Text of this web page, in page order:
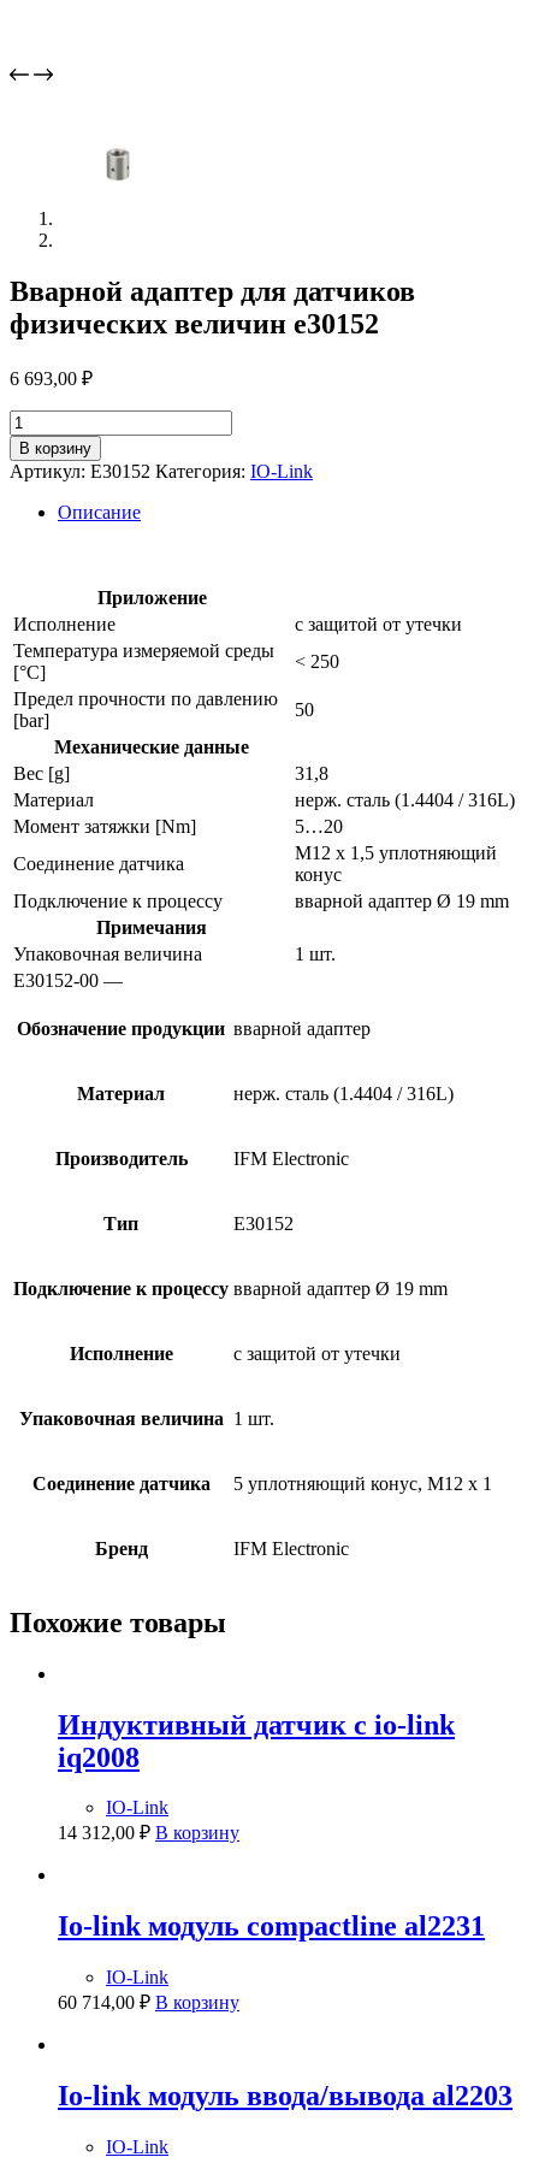
Вварной адаптер для датчиков
физических величин e30152
6 693,00 ₽
Количество
товара
Вварной
адаптер
датчиков
В корзину
Артикул: E30152 Категория: IO-Link
Описание
Приложение
Исполнение
с защитой от утечки
Температура измеряемой среды
[°C]
< 250
Предел прочности по давлению
[bar]
50
Механические данные
Вес [g]
31,8
Материал
нерж. сталь (1.4404 / 316L)
Момент затяжки [Nm]
5…20
Соединение датчика
M12 x 1,5 уплотняющий
конус
Подключение к процессу
вварной адаптер Ø 19 mm
Примечания
Упаковочная величина
1 шт.
E30152-00 —
Обозначение продукции вварной адаптер
Материал нерж. сталь (1.4404 / 316L)
Производитель IFM Electronic
Тип E30152
Подключение к процессу вварной адаптер Ø 19 mm
Исполнение с защитой от утечки
Упаковочная величина 1 шт.
Соединение датчика 5 уплотняющий конус, M12 x 1
Бренд IFM Electronic
Похожие товары
Индуктивный датчик с io-link
iq2008
IO-Link
14 312,00 ₽ В корзину
Io-link модуль compactline al2231
IO-Link
60 714,00 ₽ В корзину
Io-link модуль ввода/вывода al2203
IO-Link